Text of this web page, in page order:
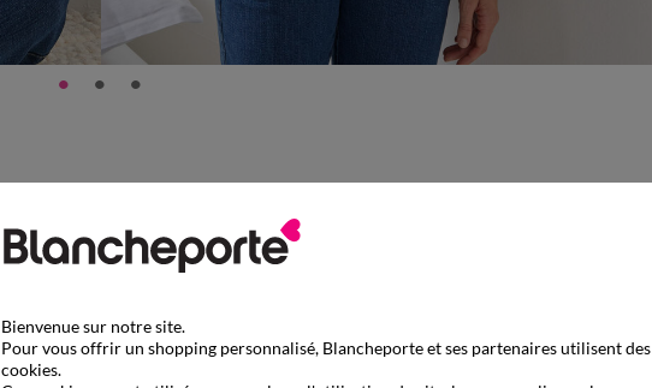
Bienvenue sur notre site.
Pour vous offrir un shopping personnalisé, Blancheporte et ses partenaires utilisent des
cookies.